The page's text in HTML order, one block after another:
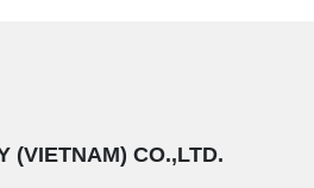
(VIETNAM) CO.,LTD.